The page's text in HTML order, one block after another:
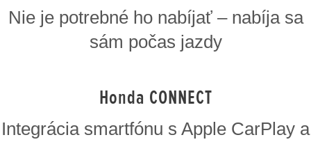
Nie je potrebné ho nabíjať – nabíja sa
sám počas jazdy
Honda CONNECT
Integrácia smartfónu s Apple CarPlay a